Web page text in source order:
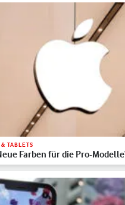
TABLETS
Farben für die Pro-